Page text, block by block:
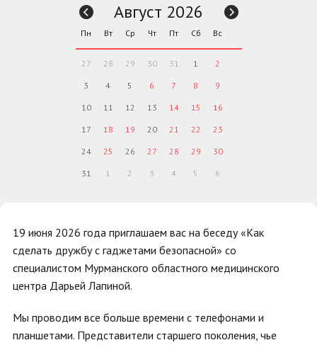
19 июня 2026 года приглашаем вас на беседу «Как
сделать дружбу с гаджетами безопасной» со
специалистом Мурманского областного медицинского
центра Дарьей Лапиной.
Мы проводим все больше времени с телефонами и
планшетами. Представители старшего поколения, чье
Август 2026
Пн Вт Ср Чт Пт Сб Вс
27 28 29 30 31 1 2
3 4 5 6 7 8 9
10 11 12 13 14 15 16
17 18 19 20 21 22 23
24 25 26 27 28 29 30
31 1 2 3 4 5 6